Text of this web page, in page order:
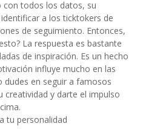
con todos los datos, su
a los ticktokers de
de seguimiento. Entonces,
La respuesta es bastante
de inspiración. Es un hecho
influye mucho en las
dudes en seguir a famosos
creatividad y darte el impulso
tu personalidad